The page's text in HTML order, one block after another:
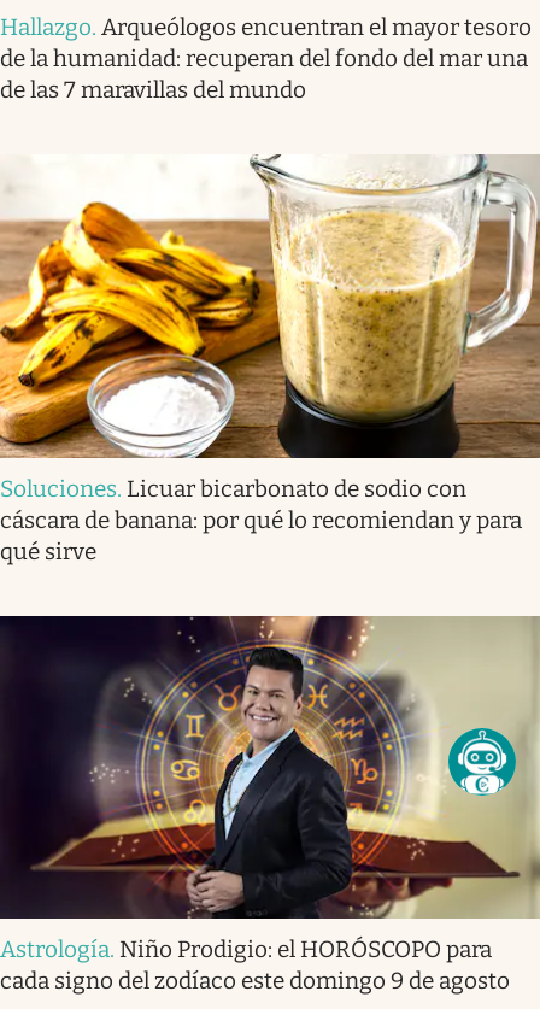
Hallazgo. Arqueólogos encuentran el mayor tesoro
de la humanidad: recuperan del fondo del mar una
de las 7 maravillas del mundo
Soluciones. Licuar bicarbonato de sodio con
cáscara de banana: por qué lo recomiendan y para
qué sirve
Astrología. Niño Prodigio: el HORÓSCOPO para
cada signo del zodíaco este domingo 9 de agosto